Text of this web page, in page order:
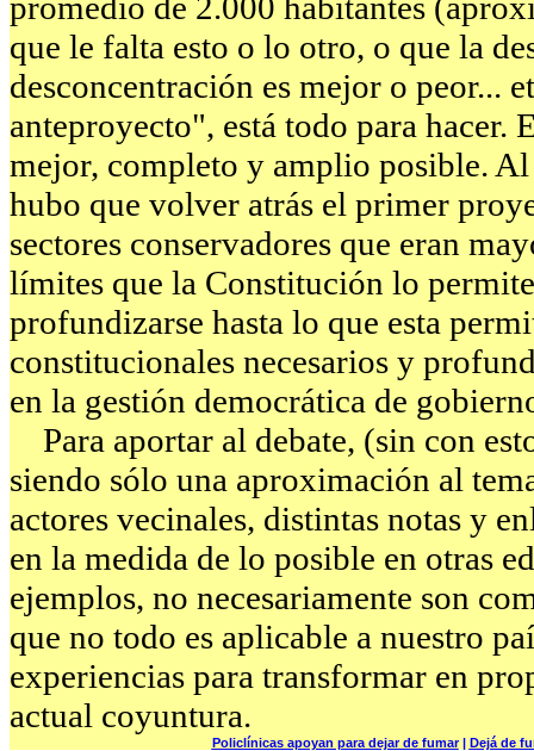
que le falta esto o lo otro, o que la
desconcentración es mejor o peor...
anteproyecto", está todo para hacer.
mejor, completo y amplio posible.
hubo que volver atrás el primer
sectores conservadores que eran
límites que la Constitución lo
profundizarse hasta lo que esta
constitucionales necesarios y
en la gestión democrática de
Para aportar al debate, (sin con
siendo sólo una aproximación al
actores vecinales, distintas notas y
en la medida de lo posible en otras
ejemplos, no necesariamente son
que no todo es aplicable a nuestro
experiencias para transformar en
actual coyuntura.
Policlínicas apoyan para dejar de fumar | Dejá de